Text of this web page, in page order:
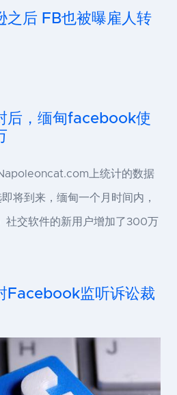
之后 FB也被曝雇人转
后，缅甸facebook使
上统计的数据
将到来，缅甸一个月时间内，
交软件的新用户增加了300万
Facebook监听诉讼裁